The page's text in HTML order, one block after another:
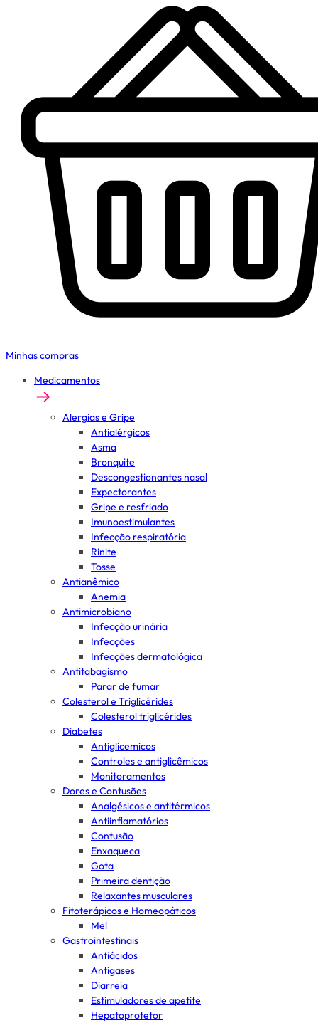
Minhas compras
Medicamentos
Alergias e Gripe
Antialérgicos
Asma
Bronquite
Descongestionantes nasal
Expectorantes
Gripe e resfriado
Imunoestimulantes
Infecção respiratória
Rinite
Tosse
Antianêmico
Anemia
Antimicrobiano
Infecção urinária
Infecções
Infecções dermatológica
Antitabagismo
Parar de fumar
Colesterol e Triglicérides
Colesterol triglicérides
Diabetes
Antiglicemicos
Controles e antiglicêmicos
Monitoramentos
Dores e Contusões
Analgésicos e antitérmicos
Antiinflamatórios
Contusão
Enxaqueca
Gota
Primeira dentição
Relaxantes musculares
Fitoterápicos e Homeopáticos
Mel
Gastrointestinais
Antiácidos
Antigases
Diarreia
Estimuladores de apetite
Hepatoprotetor